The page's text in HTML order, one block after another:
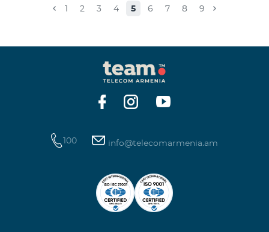
1 2 3 4 5 6 7 8 9
100 info@telecomarmenia.am